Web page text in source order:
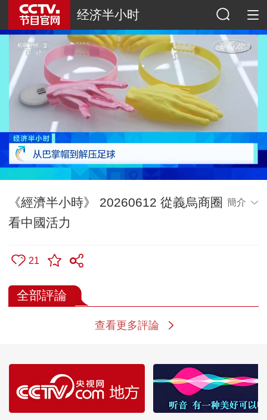
经济半小时
《經濟半小時》 20260612 從義烏商圈
看中國活力
簡介
21
全部評論
查看更多評論